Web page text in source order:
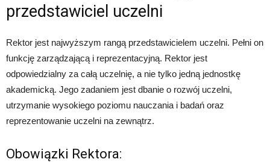
przedstawiciel uczelni
Rektor jest najwyższym rangą przedstawicielem uczelni. Pełni on
funkcję zarządzającą i reprezentacyjną. Rektor jest
odpowiedzialny za całą uczelnię, a nie tylko jedną jednostkę
akademicką. Jego zadaniem jest dbanie o rozwój uczelni,
utrzymanie wysokiego poziomu nauczania i badań oraz
reprezentowanie uczelni na zewnątrz.
Obowiązki Rektora: